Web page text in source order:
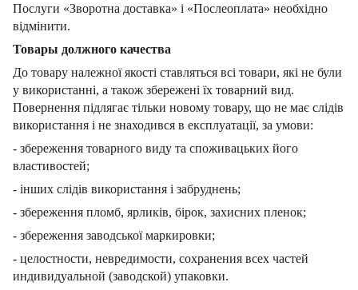
Послуги «Зворотна доставка» і «Послеоплата» необхідно
відмінити.
Товары должного качества
До товару належної якості ставляться всі товари, які не були
у використанні, а також збережені їх товарний вид.
Повернення підлягає тільки новому товару, що не має слідів
використання і не знаходився в експлуатації, за умови:
- збереження товарного виду та споживацьких його
властивостей;
- інших слідів використання і забруднень;
- збереження пломб, ярликів, бірок, захисних пленок;
- збереження заводської маркировки;
- целостности, невредимости, сохранения всех частей
индивидуальной (заводской) упаковки.